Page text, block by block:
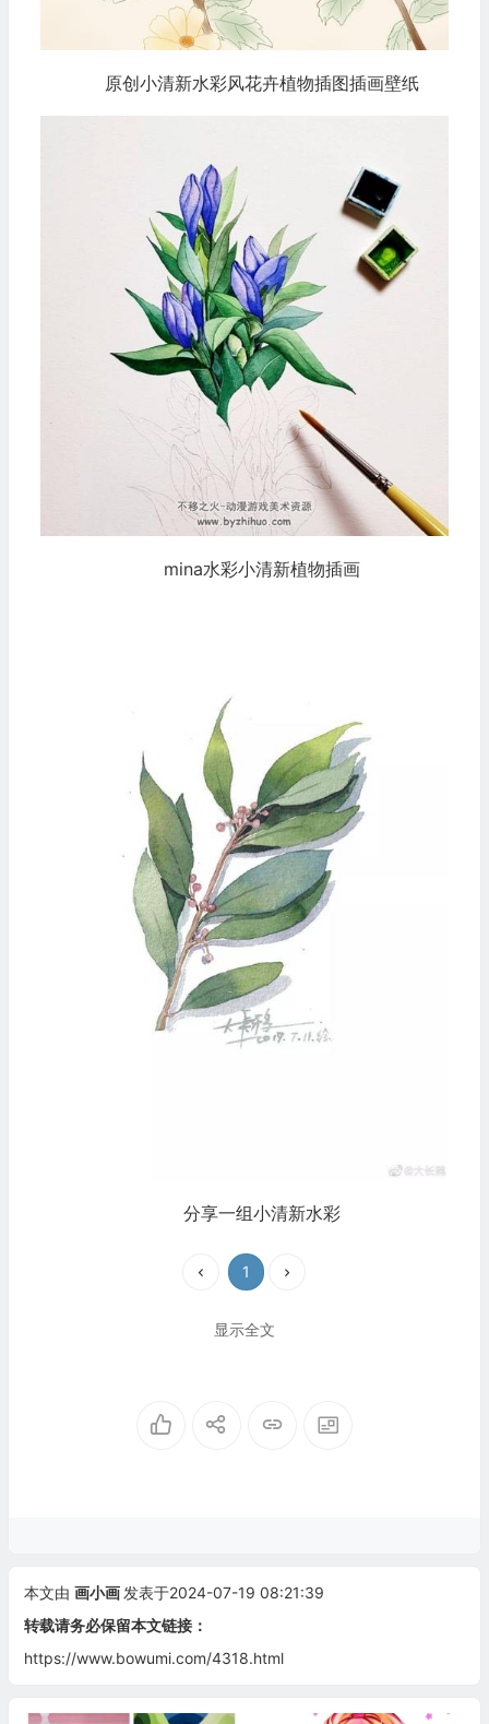
原创小清新水彩风花卉植物插图插画壁纸
mina水彩小清新植物插画
分享一组小清新水彩
1
显示全文
本文由 画小画 发表于2024-07-19 08:21:39
转载请务必保留本文链接：
https://www.bowumi.com/4318.html